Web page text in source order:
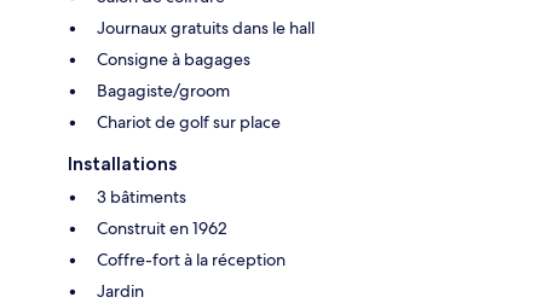
Journaux gratuits dans le hall
Consigne à bagages
Bagagiste/groom
Chariot de golf sur place
Installations
3 bâtiments
Construit en 1962
Coffre-fort à la réception
Jardin